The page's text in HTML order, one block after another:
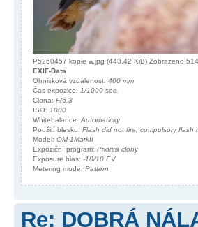
P5260457 kopie w.jpg (443.42 KiB) Zobrazeno
EXIF-Data
Ohnisková vzdálenost: 400 mm
Čas expozice: 1/1000 sec.
Clona: F/6.3
ISO: 1000
Whitebalance: Automaticky
Použití blesku: Flash did not fire, compulsory flash
Model: OM-1MarkII
Expoziční program: Priorita clony
Exposure bias: -10/10 EV
Metering mode: Pattern
Re: DOBRÁ